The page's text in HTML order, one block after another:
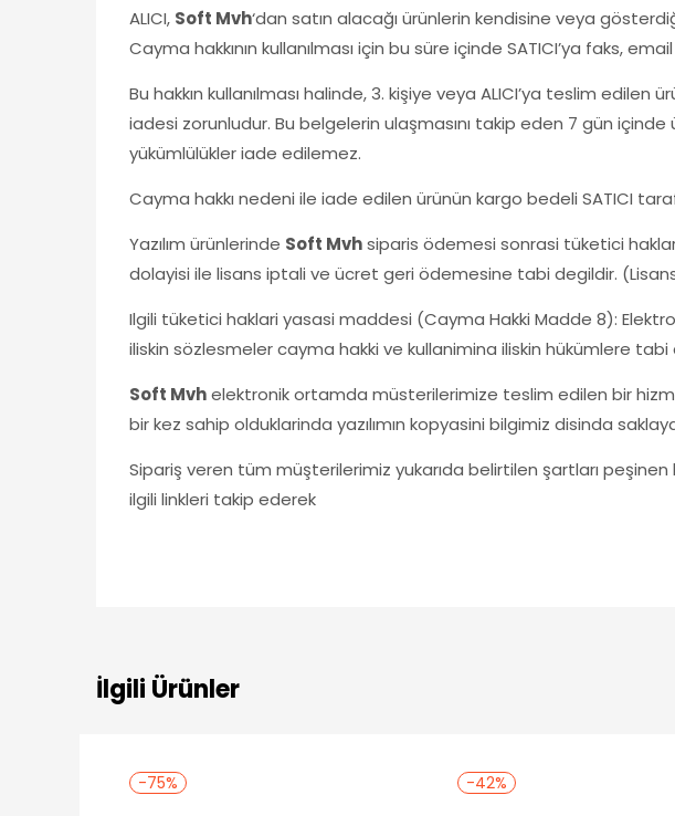
ALICI, Soft Mvh‘dan satın alacağı ürünlerin kendisine veya
Cayma hakkının kullanılması için bu süre içinde SATICI’ya faks,
Bu hakkın kullanılması halinde, 3. kişiye veya ALICI’ya teslim
iadesi zorunludur. Bu belgelerin ulaşmasını takip eden 7 gün
yükümlülükler iade edilemez.
Cayma hakkı nedeni ile iade edilen ürünün kargo bedeli SATICI
Yazılım ürünlerinde Soft Mvhsiparis ödemesi sonrasi tüketici
dolayisi ile lisans iptali ve ücret geri ödemesine tabi degildir.
Ilgili tüketici haklari yasasi maddesi (Cayma Hakki Madde 8):
iliskin sözlesmeler cayma hakki ve kullanimina iliskin hükümlere tabi
Soft Mvhelektronik ortamda müsterilerimize teslim edilen bir
bir kez sahip olduklarinda yazılımın kopyasini bilgimiz disinda
Sipariş veren tüm müşterilerimiz yukarıda belirtilen şartları peşinen
ilgili linkleri takip ederek
İlgili Ürünler
-75% -42%